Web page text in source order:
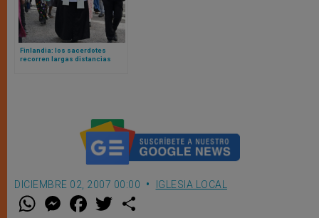
Finlandia: los sacerdotes
recorren largas distancias
DICIEMBRE 02, 2007 00:00 IGLESIA LOCAL
W M
e
F
a w